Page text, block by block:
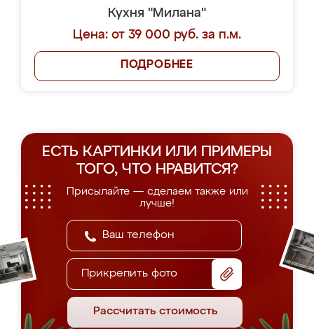
Кухня "Милана"
Цена: от 39 000 руб. за п.м.
ПОДРОБНЕЕ
ЕСТЬ КАРТИНКИ ИЛИ ПРИМЕРЫ
ТОГО, ЧТО НРАВИТСЯ?
Присылайте — сделаем также или
лучше!
Прикрепить фото
Рассчитать стоимость